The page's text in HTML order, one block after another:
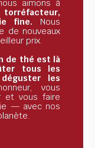
aimons à
fine. Nous
de nouveaux
prix.
de thé est là
tous les
les
vous
et vous faire
— avec nos